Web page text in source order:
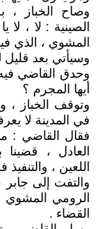
وصاح الخباز ،
الصينية : لا ،
المشوي ، الذي
وسيأتي بعد قليل
وحدق القاضي
أيها المجرم ؟
وتوقف الخباز ،
في المدينة لا
فقال القاضي :
العادل ،
اللعين ، والتنفيذ
والتفت إلى جابر
الرومي المشوي
القضاء .